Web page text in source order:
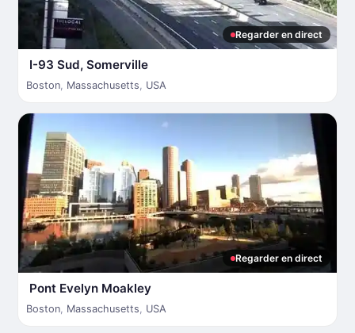
Regarder en direct
I-93 Sud, Somerville
Boston, Massachusetts, USA
Regarder en direct
Pont Evelyn Moakley
Boston, Massachusetts, USA